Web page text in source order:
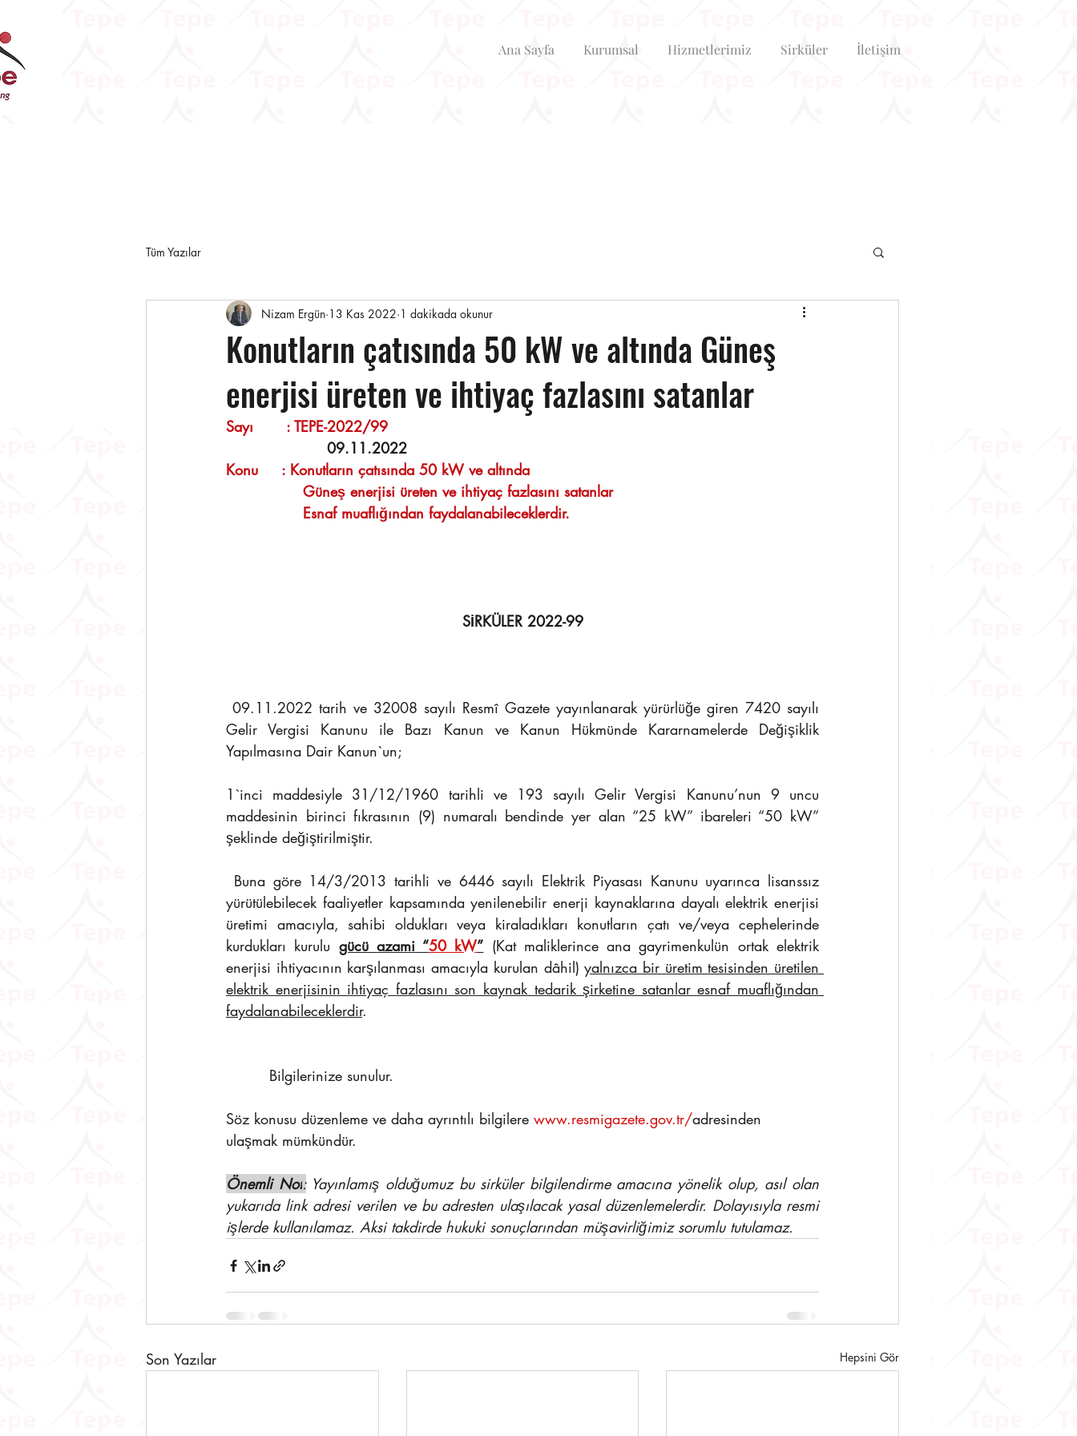
Ana Sayfa Kurumsal Hizmetlerimiz Sirküler İletişim
Tüm Yazılar
Konutların çatısında 50 kW ve altında Güneş
enerjisi üreten ve ihtiyaç fazlasını satanlar
Nizam Ergün 13 Kas 2022 1 dakikada okunur
Sayı       : TEPE-2022/99
  09.11.2022
Konu : Konutların çatısında 50 kW ve altında
                Güneş enerjisi üreten ve ihtiyaç fazlasını satanlar
                Esnaf muaflığından faydalanabileceklerdir.
SİRKÜLER 2022-99
09.11.2022 tarih ve 32008 sayılı Resmî Gazete yayınlanarak yürürlüğe giren 7420 sayılı
Gelir Vergisi Kanunu ile Bazı Kanun ve Kanun Hükmünde Kararnamelerde Değişiklik
Yapılmasına Dair Kanun`un;
1`inci maddesiyle 31/12/1960 tarihli ve 193 sayılı Gelir Vergisi Kanunu’nun 9 uncu
maddesinin birinci fıkrasının (9) numaralı bendinde yer alan “25 kW” ibareleri “50 kW”
şeklinde değiştirilmiştir.
yürütülebilecek faaliyetler kapsamında yenilenebilir enerji kaynaklarına dayalı elektrik enerjisi
üretimi amacıyla, sahibi oldukları veya kiraladıkları konutların çatı ve/veya cephelerinde
kurdukları kurulu gücü azami “50 kW” (Kat maliklerince ana gayrimenkulün ortak elektrik
enerjisi ihtiyacının karşılanması amacıyla kurulan dâhil) yalnızca bir üretim tesisinden üretilen
elektrik enerjisinin ihtiyaç fazlasını son kaynak tedarik şirketine satanlar esnaf muaflığından
faydalanabileceklerdir.
         Bilgilerinize sunulur.
Söz konusu düzenleme ve daha ayrıntılı bilgilere www.resmigazete.gov.tr/adresinden
ulaşmak mümkündür.
Önemli Not: Yayınlamış olduğumuz bu sirküler bilgilendirme amacına yönelik olup, asıl olan
yukarıda link adresi verilen ve bu adresten ulaşılacak yasal düzenlemelerdir. Dolayısıyla resmi
işlerde kullanılamaz. Aksi takdirde hukuki sonuçlarından müşavirliğimiz sorumlu tutulamaz.
Son Yazılar Hepsini Gör